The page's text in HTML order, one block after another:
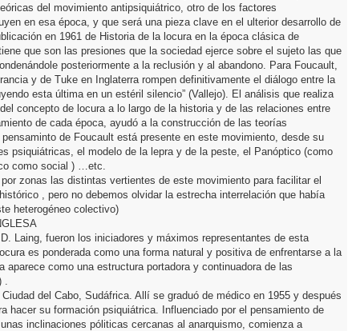
del movimiento antipsiquiátrico, otro de los factores
en esa época, y que será una pieza clave en el ulterior desarrollo de
en 1961 de Historia de la locura en la época clásica de
que son las presiones que la sociedad ejerce sobre el sujeto las que
posteriormente a la reclusión y al abandono. Para Foucault,
y de Tuke en Inglaterra rompen definitivamente el diálogo entre la
esta última en un estéril silencio” (Vallejo). El análisis que realiza
concepto de locura a lo largo de la historia y de las relaciones entre
de cada época, ayudó a la construcción de las teorías
de Foucault está presente en este movimiento, desde su
psiquiátricas, el modelo de la lepra y de la peste, el Panóptico (como
como social ) …etc.
zonas las distintas vertientes de este movimiento para facilitar el
, pero no debemos olvidar la estrecha interrelación que había
heterogéneo colectivo)
Laing, fueron los iniciadores y máximos representantes de esta
es ponderada como una forma natural y positiva de enfrentarse a la
aparece como una estructura portadora y continuadora de las
del Cabo, Sudáfrica. Allí se graduó de médico en 1955 y después
hacer su formación psiquiátrica. Influenciado por el pensamiento de
inclinaciones póliticas cercanas al anarquismo, comienza a